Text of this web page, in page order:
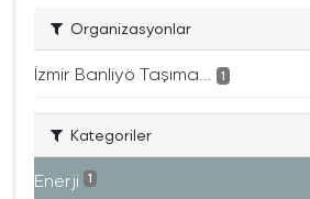
Organizasyonlar
İzmir Banliyö Taşıma... 1
Kategoriler
Enerji 1